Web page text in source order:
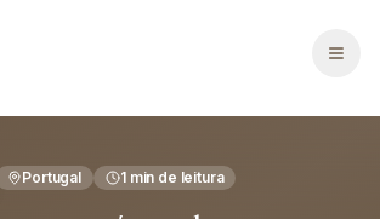
Portugal 1min de leitura